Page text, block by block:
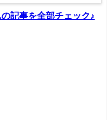
記事を全部チェック♪